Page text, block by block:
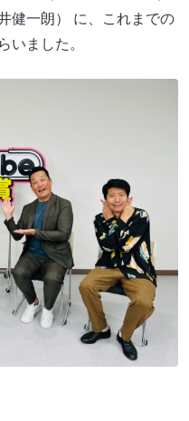
健一朗） に、これまでの
いました。